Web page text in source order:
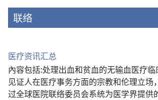
联络
医疗资讯汇总
內容包括:处理出血和贫血的无输血医疗
见证人在医疗事务方面的宗教和伦理立场
过全球医院联络委员会系统为医学界提供